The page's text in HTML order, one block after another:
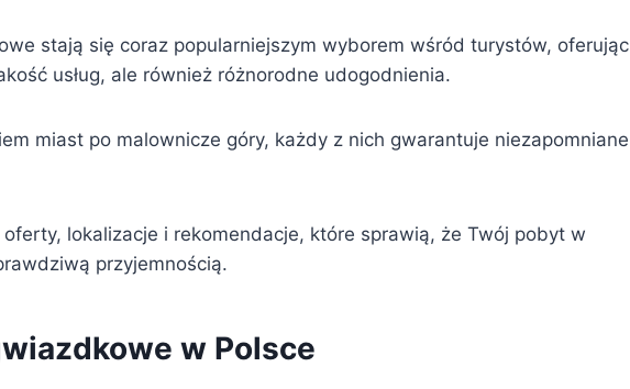
stają się coraz popularniejszym wyborem wśród turystów, oferując
usług, ale również różnorodne udogodnienia.
miast po malownicze góry, każdy z nich gwarantuje niezapomniane
lokalizacje i rekomendacje, które sprawią, że Twój pobyt w
przyjemnością.
w Polsce